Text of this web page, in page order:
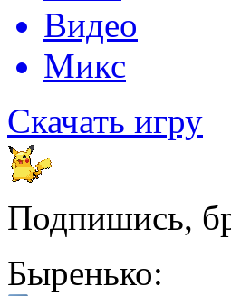
Видео
Микс
Скачать игру
Подпишись,
Быренько: